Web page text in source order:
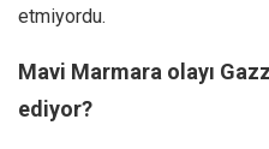
etmiyordu.
Mavi Marmara olayı
ediyor?